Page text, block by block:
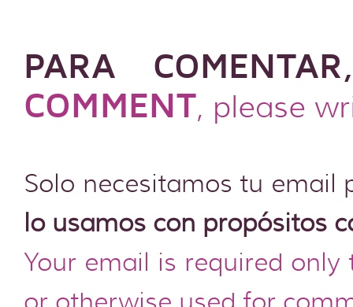
PARA COMENTAR
COMMENT, please
Solo necesitamos tu
lo usamos con propósitos
Your email is required